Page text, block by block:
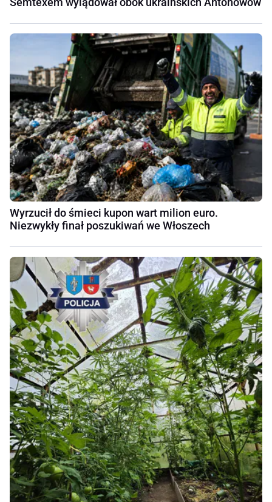
Wyrzucił do śmieci kupon wart milion euro.
Niezwykły finał poszukiwań we Włoszech